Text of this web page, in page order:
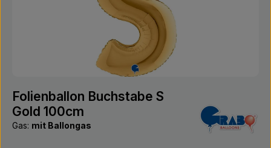
Folienballon Buchstabe S
Gold 100cm
Gas: mit Ballongas